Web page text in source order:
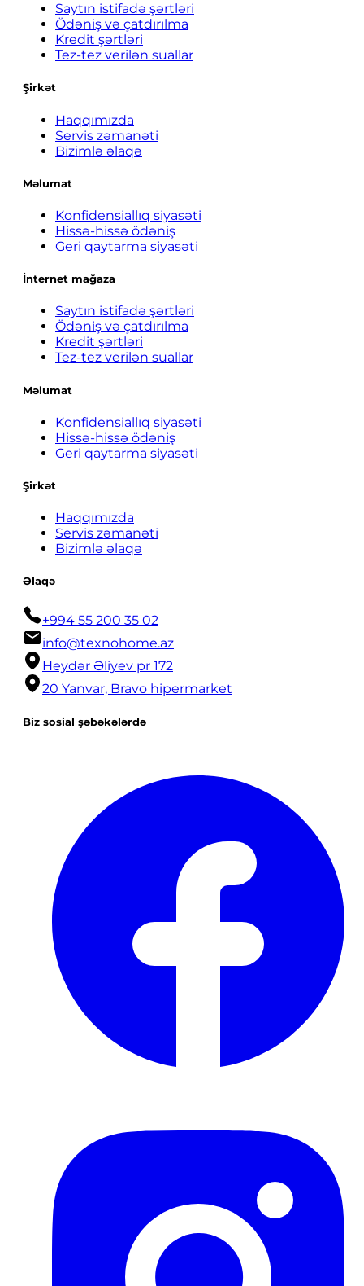
Saytın istifadə şərtləri
Ödəniş və çatdırılma
Kredit şərtləri
Tez-tez verilən suallar
Şirkət
Haqqımızda
Servis zəmanəti
Bizimlə əlaqə
Məlumat
Konfidensiallıq siyasəti
Hissə-hissə ödəniş
Geri qaytarma siyasəti
İnternet mağaza
Saytın istifadə şərtləri
Ödəniş və çatdırılma
Kredit şərtləri
Tez-tez verilən suallar
Məlumat
Konfidensiallıq siyasəti
Hissə-hissə ödəniş
Geri qaytarma siyasəti
Şirkət
Haqqımızda
Servis zəmanəti
Bizimlə əlaqə
Əlaqə
+994 55 200 35 02
info@texnohome.az
Heydər Əliyev pr 172
20 Yanvar, Bravo hipermarket
Biz sosial şəbəkələrdə